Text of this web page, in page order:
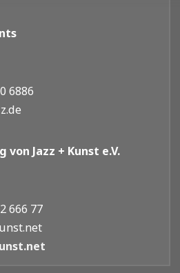
6886
Jazz + Kunst e.V.
666 77